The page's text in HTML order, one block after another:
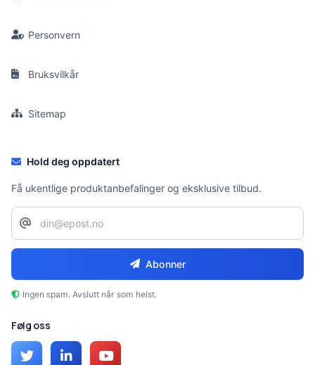
Personvern
Bruksvilkår
Sitemap
Hold deg oppdatert
Få ukentlige produktanbefalinger og eksklusive tilbud.
Abonner
Ingen spam. Avslutt når som helst.
Følg oss